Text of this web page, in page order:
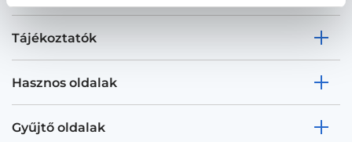
Tájékoztatók
Hasznos oldalak
Gyűjtő oldalak